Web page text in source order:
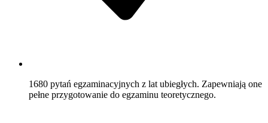
1680 pytań egzaminacyjnych z lat ubiegłych. Zapewniają one
pełne przygotowanie do egzaminu teoretycznego.